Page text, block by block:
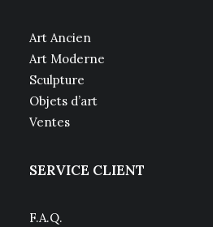
Art Ancien
Art Moderne
Sculpture
Objets d’art
Ventes
SERVICE CLIENT
F.A.Q.